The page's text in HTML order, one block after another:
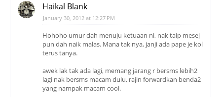
Haikal Blank
January 30, 2012 at 12:27 PM
Hohoho umur dah menuju ketuaan ni, nak taip mesej
pun dah naik malas. Mana tak nya, janji ada pape je kol
terus tanya.
awek lak tak ada lagi, memang jarang r bersms lebih2
lagi nak bersms macam dulu, rajin forwardkan benda2
yang nampak macam cool.